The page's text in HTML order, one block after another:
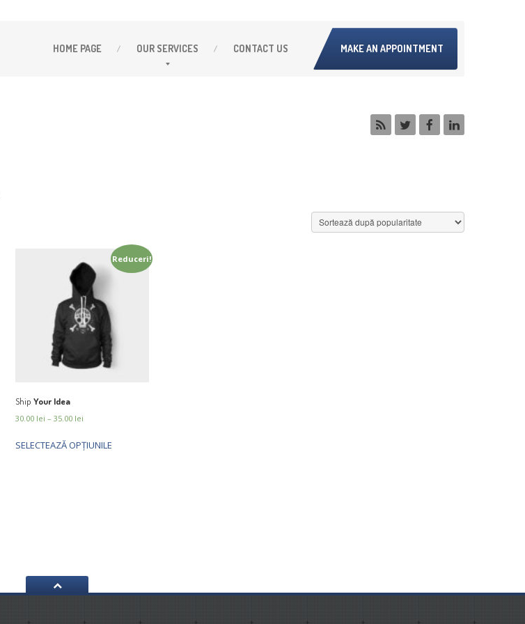
HOME PAGE OUR SERVICES CONTACT US MAKE AN APPOINTMENT
Reduceri!
Ship Your Idea
30.00 lei – 35.00 lei
SELECTEAZĂ OPȚIUNILE